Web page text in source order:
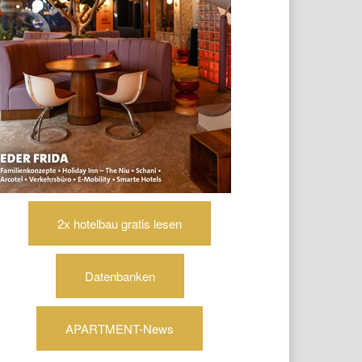
2x hotelbau gratis lesen
Datenbanken
APARTMENT-News